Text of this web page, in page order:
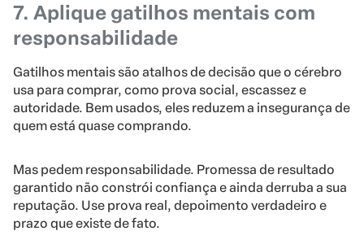
7. Aplique gatilhos mentais com
responsabilidade
Gatilhos mentais são atalhos de decisão que o cérebro
usa para comprar, como prova social, escassez e
autoridade. Bem usados, eles reduzem a insegurança de
quem está quase comprando.
Mas pedem responsabilidade. Promessa de resultado
garantido não constrói confiança e ainda derruba a sua
reputação. Use prova real, depoimento verdadeiro e
prazo que existe de fato.